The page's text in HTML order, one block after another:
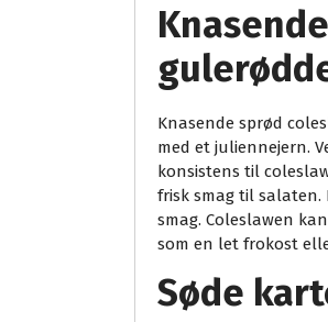
Knasende sprød
med et juliennejern.
konsistens til
frisk smag til salaten.
smag. Coleslawen
som en let frokost
Søde